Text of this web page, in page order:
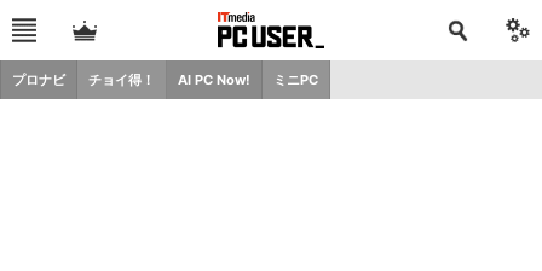
プロナビ チョイ得！ AI PC Now! ミニPC